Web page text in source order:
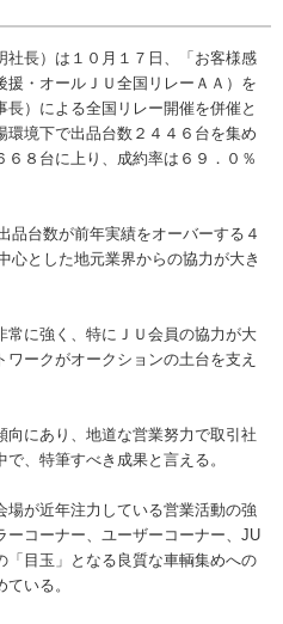
長）は１０月１７日、「お客様感
・オールＪＵ全国リレーＡＡ）を
）による全国リレー開催を併催と
境下で出品台数２４４６台を集め
８台に上り、成約率は６９．０％
台数が前年実績をオーバーする４
心とした地元業界からの協力が大き
に強く、特にＪＵ会員の協力が大
ークがオークションの土台を支え
にあり、地道な営業努力で取引社
、特筆すべき成果と言える。
が近年注力している営業活動の強
コーナー、ユーザーコーナー、JU
「目玉」となる良質な車輌集めへの
いる。